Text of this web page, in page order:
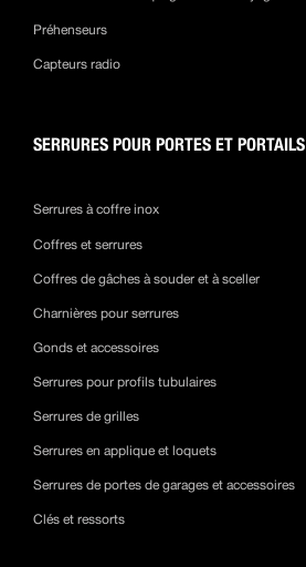
Préhenseurs
Capteurs radio
SERRURES POUR PORTES ET PORTAILS
Serrures à coffre inox
Coffres et serrures
Coffres de gâches à souder et à sceller
Charnières pour serrures
Gonds et accessoires
Serrures pour profils tubulaires
Serrures de grilles
Serrures en applique et loquets
Serrures de portes de garages et accessoires
Clés et ressorts